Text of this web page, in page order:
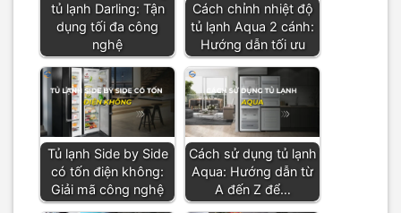
tủ lạnh Darling: Tận
dụng tối đa công
nghệ
Cách chỉnh nhiệt độ
tủ lạnh Aqua 2 cánh:
Hướng dẫn tối ưu
Tủ lạnh Side by Side
có tốn điện không:
Giải mã công nghệ
Cách sử dụng tủ lạnh
Aqua: Hướng dẫn từ
A đến Z để…